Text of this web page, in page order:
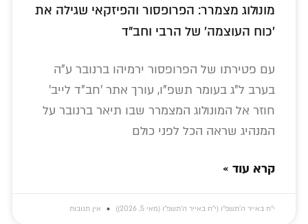
מונולוג מצמרר: הפרופסור והפיזקאי שגילה את
'כוח העוצמה' של הרבי וחב"ד
עם פטירתו של הפרופסור ירמיהו ברנובר ע"ה
בערב ל"ג בעומר תשפ"ו, עורך אתר 'חב"ד לייב'
חוזר אל המונולוג המצמרר שבו תיאר ברנובר על
המנהיג שראה הכל לפני כולם
קרא עוד »
י״ח באייר ה׳תשפ״ו (י״ח באייר ה׳תשפ״ו (מאי 5, 2026)) אין תגובות